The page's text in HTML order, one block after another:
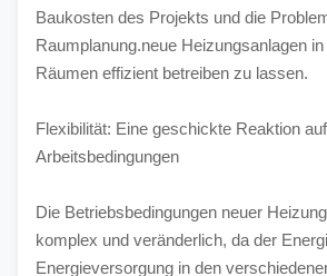
Baukosten des Projekts und die
Raumplanung.neue Heizungsanlagen
Räumen effizient betreiben zu lassen.
Flexibilität: Eine geschickte Reaktion
Arbeitsbedingungen
Die Betriebsbedingungen neuer
komplex und veränderlich, da der
Energieversorgung in den